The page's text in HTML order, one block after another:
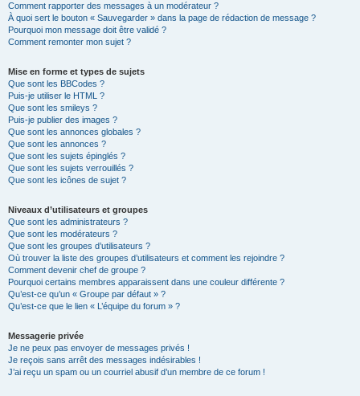
Comment rapporter des messages à un modérateur ?
À quoi sert le bouton « Sauvegarder » dans la page de rédaction de message ?
Pourquoi mon message doit être validé ?
Comment remonter mon sujet ?
Mise en forme et types de sujets
Que sont les BBCodes ?
Puis-je utiliser le HTML ?
Que sont les smileys ?
Puis-je publier des images ?
Que sont les annonces globales ?
Que sont les annonces ?
Que sont les sujets épinglés ?
Que sont les sujets verrouillés ?
Que sont les icônes de sujet ?
Niveaux d’utilisateurs et groupes
Que sont les administrateurs ?
Que sont les modérateurs ?
Que sont les groupes d’utilisateurs ?
Où trouver la liste des groupes d’utilisateurs et comment les rejoindre ?
Comment devenir chef de groupe ?
Pourquoi certains membres apparaissent dans une couleur différente ?
Qu’est-ce qu’un « Groupe par défaut » ?
Qu’est-ce que le lien « L’équipe du forum » ?
Messagerie privée
Je ne peux pas envoyer de messages privés !
Je reçois sans arrêt des messages indésirables !
J’ai reçu un spam ou un courriel abusif d’un membre de ce forum !